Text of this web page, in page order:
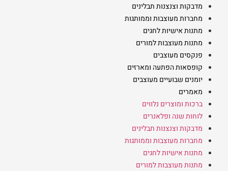
מדבקות וצנצנות תבלינים
מחברות מעוצבות וממותגות
מתנות אישיות לחגים
מתנות מעוצבות למורים
פנקסים מעוצבים
קופסאות הפתעה ומארזים
יומנים שבועיים מעוצבים
מאמרים
ברכות ומוצרים נלווים
לוחות שנה ופלאנרים
מדבקות וצנצנות תבלינים
מחברות מעוצבות וממותגות
מתנות אישיות לחגים
מתנות מעוצבות למורים